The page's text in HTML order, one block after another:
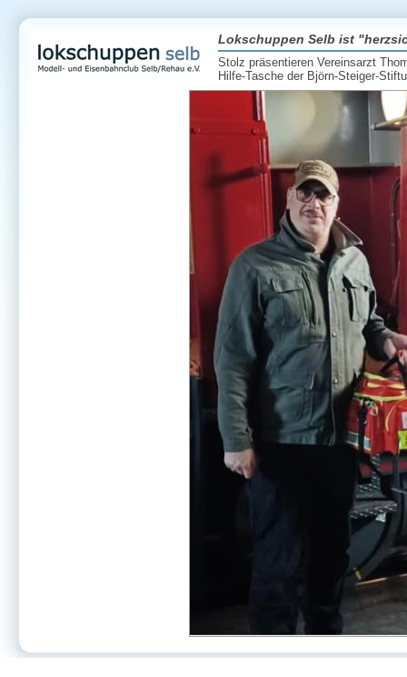
Lokschuppen Selb ist
Stolz präsentieren Vereinsarzt
Hilfe-Tasche der Björn-Steiger-